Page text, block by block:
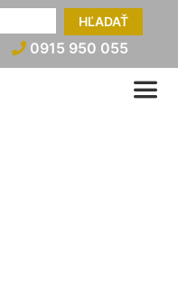
HĽADAŤ
0915 950 055